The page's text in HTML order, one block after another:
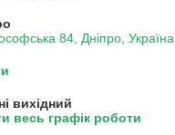
84, Дніпро, Україна
вихідний
весь графік роботи